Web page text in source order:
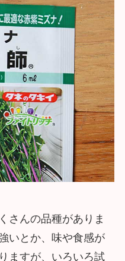
さんの品種がありま
いとか、味や食感が
ますが、いろいろ試